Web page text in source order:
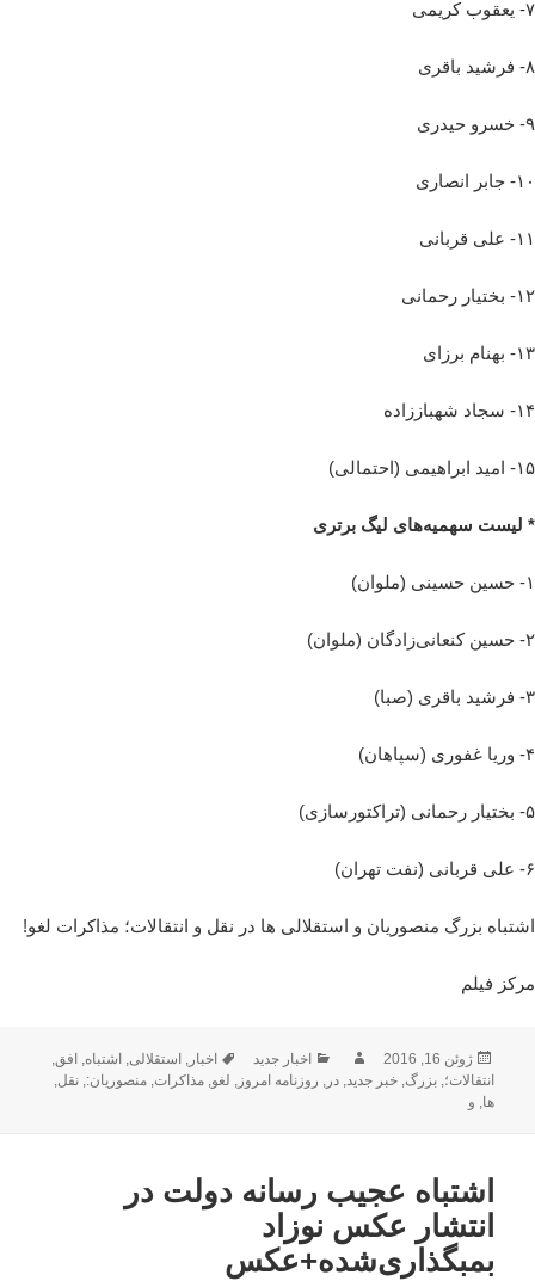
۷- یعقوب کریمی
۸- فرشید باقری
۹- خسرو حیدری
۱۰- جابر انصاری
۱۱- علی قربانی
۱۲- بختیار رحمانی
۱۳- بهنام برزای
۱۴- سجاد شهباززاده
۱۵- امید ابراهیمی (احتمالی)
* لیست سهمیه‌های لیگ برتری
۱- حسین حسینی (ملوان)
۲- حسین کنعانی‌زادگان (ملوان)
۳- فرشید باقری (صبا)
۴- وریا غفوری (سپاهان)
۵- بختیار رحمانی (تراکتورسازی)
۶- علی قربانی (نفت تهران)
اشتباه بزرگ منصوریان و استقلالی ها در نقل و انتقالات؛ مذاکرات لغو!
مرکز فیلم
ارسال
شده
در
ژوئن 16, 2016 نویسندهدسته‌ها
اخبار جدید برچسب‌ها
اخبار ,استقلالی ,اشتباه ,افق
انتقالات؛ ,بزرگ ,خبر جدید ,در روزنامه امروز لغو ,مذاکرات ,منصوریان: ,نقل
ها و
اشتباه عجیب رسانه دولت در
انتشار عکس نوزاد
بمبگذاری‌شده+عکس